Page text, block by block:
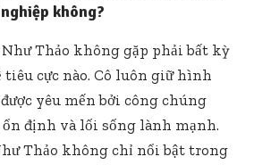
không?
Như Thảo không gặp phải bất kỳ
tiêu cực nào. Cô luôn giữ hình
yêu mến bởi công chúng
định và lối sống lành mạnh.
Thảo không chỉ nổi bật trong